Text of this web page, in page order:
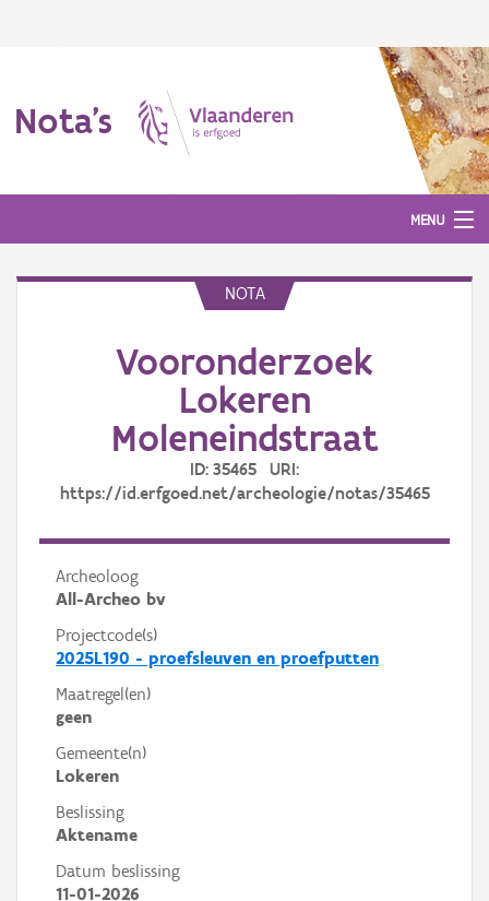
Nota's
MENU
NOTA
Vooronderzoek
Lokeren
Moleneindstraat
ID: 35465 URI:
https://id.erfgoed.net/archeologie/notas/35465
Archeoloog
All-Archeo bv
Projectcode(s)
2025L190 - proefsleuven en proefputten
Maatregel(en)
geen
Gemeente(n)
Lokeren
Beslissing
Aktename
Datum beslissing
11-01-2026